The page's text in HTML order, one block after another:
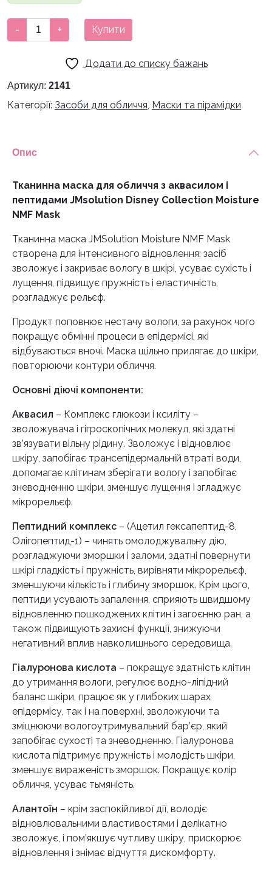
Тканинна
маска
з
Disney
Moisture
NMF
Mask
- + Купити
Додати до списку бажань
Артикул: 2141
Категорії: Засоби для обличчя, Маски та пірамідки
Опис
Тканинна маска для обличчя з аквасилом і
пептидами JMsolution Disney Collection Moisture
NMF Mask
Тканинна маска JMSolution Moisture NMF Mask
створена для інтенсивного відновлення: засіб
зволожує і закриває вологу в шкірі, усуває сухість і
лущення, підвищує пружність і еластичність,
розгладжує рельєф.
Продукт поповнює нестачу вологи, за рахунок чого
покращує обмінні процеси в епідермісі, які
відбуваються вночі. Маска щільно прилягає до шкіри,
повторюючи контури обличчя.
Основні діючі компоненти:
Аквасил – Комплекс глюкози і ксиліту –
зволожувача і гігроскопічних молекул, які здатні
зв’язувати вільну рідину. Зволожує і відновлює
шкіру, запобігає трансепідермальній втраті води,
допомагає клітинам зберігати вологу і запобігає
зневодненню шкіри, зменшує лущення і згладжує
мікрорельєф.
Пептидний комплекс – (Ацетил гексапептид-8,
Олігопептид-1) – чинять омолоджувальну дію,
розгладжуючи зморшки і заломи, здатні повернути
шкірі гладкість і пружність, вирівняти мікрорельєф,
зменшуючи кількість і глибину зморшок. Крім цього,
пептиди усувають запалення, сприяють швидшому
відновленню пошкоджених клітин і загоєнню ран, а
також підвищують захисні функції, знижуючи
негативний вплив навколишнього середовища.
Гіалуронова кислота – покращує здатність клітин
до утримання вологи, регулює водно-ліпідний
баланс шкіри, працює як у глибоких шарах
епідермісу, так і на поверхні, зволожуючи та
зміцнюючи вологоутримувальний бар’єр, який
запобігає сухості та зневодненню. Гіалуронова
кислота підтримує пружність і молодість шкіри,
зменшує вираженість зморшок. Покращує колір
обличчя, усуває тьмяність.
Алантоїн – крім заспокійливої дії, володіє
відновлювальними властивостями і делікатно
зволожує, і пом’якшує чутливу шкіру, прискорює
відновлення і знімає відчуття дискомфорту.